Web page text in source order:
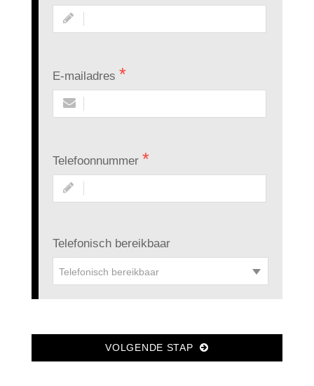
E-mailadres
Telefoonnummer
Telefonisch bereikbaar
Telefonisch bereikbaar
VOLGENDE STAP